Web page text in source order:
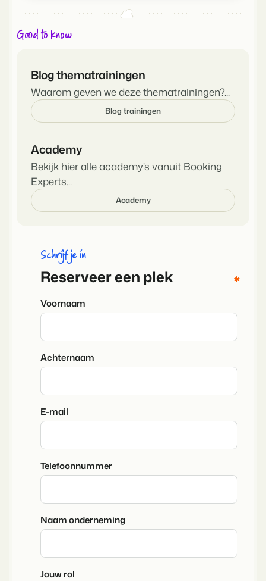
Good to know
Blog thematrainingen
Waarom geven we deze thematrainingen?...
Blog trainingen
Academy
Bekijk hier alle academy's vanuit Booking
Experts...
Academy
Schrijf je in
Reserveer een plek
Voornaam
*
Achternaam
*
E-mail
*
Telefoonnummer
*
Naam onderneming
*
Jouw rol
*